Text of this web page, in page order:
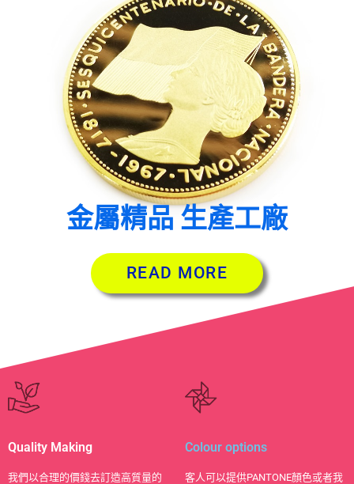
金屬精品 生產工廠
READ MORE
Quality Making
​我們以合理的價錢去訂造高質量的
Colour options
客人可以提供PANTONE顏色或者我